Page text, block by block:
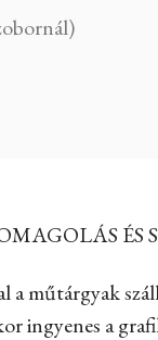
ÉS
a műtárgyak
ingyenes a